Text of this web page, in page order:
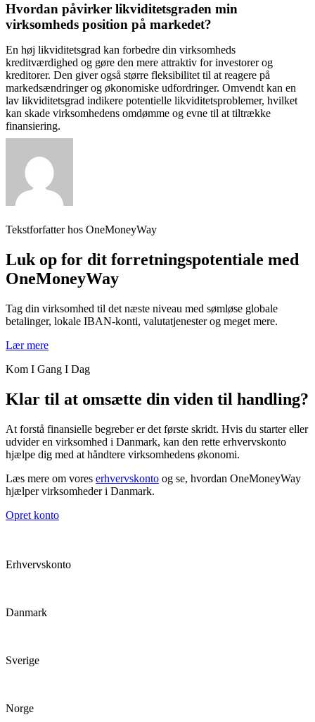
Hvordan påvirker likviditetsgraden min
virksomheds position på markedet?
En høj likviditetsgrad kan forbedre din virksomheds
kreditværdighed og gøre den mere attraktiv for investorer og
kreditorer. Den giver også større fleksibilitet til at reagere på
markedsændringer og økonomiske udfordringer. Omvendt kan en
lav likviditetsgrad indikere potentielle likviditetsproblemer, hvilket
kan skade virksomhedens omdømme og evne til at tiltrække
finansiering.
Tekstforfatter hos OneMoneyWay
Luk op for dit forretningspotentiale med
OneMoneyWay
Tag din virksomhed til det næste niveau med sømløse globale
betalinger, lokale IBAN-konti, valutatjenester og meget mere.
Lær mere
Kom I Gang I Dag
Klar til at omsætte din viden til handling?
At forstå finansielle begreber er det første skridt. Hvis du starter eller
udvider en virksomhed i Danmark, kan den rette erhvervskonto
hjælpe dig med at håndtere virksomhedens økonomi.
Læs mere om vores erhvervskonto og se, hvordan OneMoneyWay
hjælper virksomheder i Danmark.
Opret konto
Erhvervskonto
Danmark
Sverige
Norge